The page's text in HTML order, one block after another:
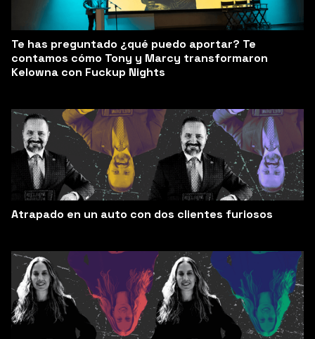
Te has preguntado ¿qué puedo aportar? Te
contamos cómo Tony y Marcy transformaron
Kelowna con Fuckup Nights
Atrapado en un auto con dos clientes furiosos